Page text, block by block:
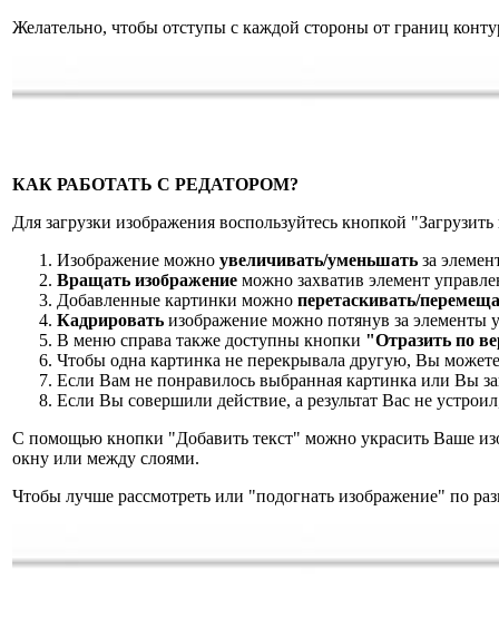
Желательно, чтобы отступы с каждой стороны от границ
КАК РАБОТАТЬ С РЕДАТОРОМ?
Для загрузки изображения воспользуйтесь кнопкой
Изображение можно увеличивать/уменьшать за
Вращать изображение можно захватив элемент
Добавленные картинки можно перетаскивать/
Кадрировать изображение можно потянув за
В меню справа также доступны кнопки "Отразить по
Чтобы одна картинка не перекрывала другую, Вы
Если Вам не понравилось выбранная картинка или Вы
Если Вы совершили действие, а результат Вас не
С помощью кнопки "Добавить текст" можно украсить Ваше
окну или между слоями.
Чтобы лучше рассмотреть или "подогнать изображение" по